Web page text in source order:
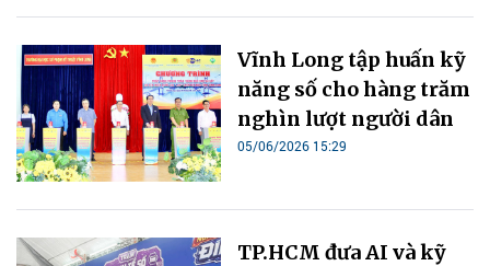
Vĩnh Long tập huấn kỹ
năng số cho hàng trăm
nghìn lượt người dân
05/06/2026 15:29
TP.HCM đưa AI và kỹ